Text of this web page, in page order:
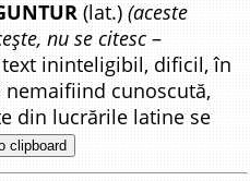
(lat.)(aceste
nu se citesc –
ininteligibil, dificil, în
nemaifiind cunoscută,
din lucrările latine se
clipboard